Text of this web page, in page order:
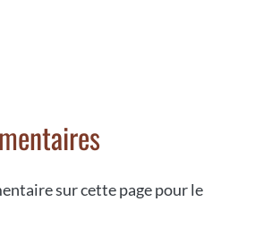
sur cette page pour le